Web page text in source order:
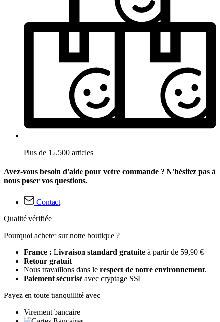
Plus de 12.500 articles
Avez-vous besoin d'aide pour votre commande ? N'hésitez pas à
nous poser vos questions.
Contact
Qualité vérifiée
Pourquoi acheter sur notre boutique ?
France : Livraison standard gratuite à partir de 59,90 €
Retour gratuit
Nous travaillons dans le respect de notre environnement.
Paiement sécurisé avec cryptage SSL
Payez en toute tranquillité avec
Virement bancaire